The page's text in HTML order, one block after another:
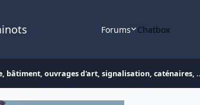
Forums Chatbox
bâtiment, ouvrages d'art, signalisation, caténaires,